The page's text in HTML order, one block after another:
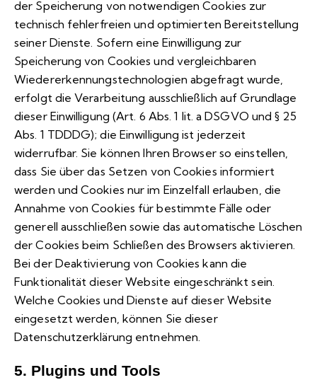
der Speicherung von notwendigen Cookies zur
technisch fehlerfreien und optimierten Bereitstellung
seiner Dienste. Sofern eine Einwilligung zur
Speicherung von Cookies und vergleichbaren
Wiedererkennungstechnologien abgefragt wurde,
erfolgt die Verarbeitung ausschließlich auf Grundlage
dieser Einwilligung (Art. 6 Abs. 1 lit. a DSGVO und § 25
Abs. 1 TDDDG); die Einwilligung ist jederzeit
widerrufbar. Sie können Ihren Browser so einstellen,
dass Sie über das Setzen von Cookies informiert
werden und Cookies nur im Einzelfall erlauben, die
Annahme von Cookies für bestimmte Fälle oder
generell ausschließen sowie das automatische Löschen
der Cookies beim Schließen des Browsers aktivieren.
Bei der Deaktivierung von Cookies kann die
Funktionalität dieser Website eingeschränkt sein.
Welche Cookies und Dienste auf dieser Website
eingesetzt werden, können Sie dieser
Datenschutzerklärung entnehmen.
5. Plugins und Tools